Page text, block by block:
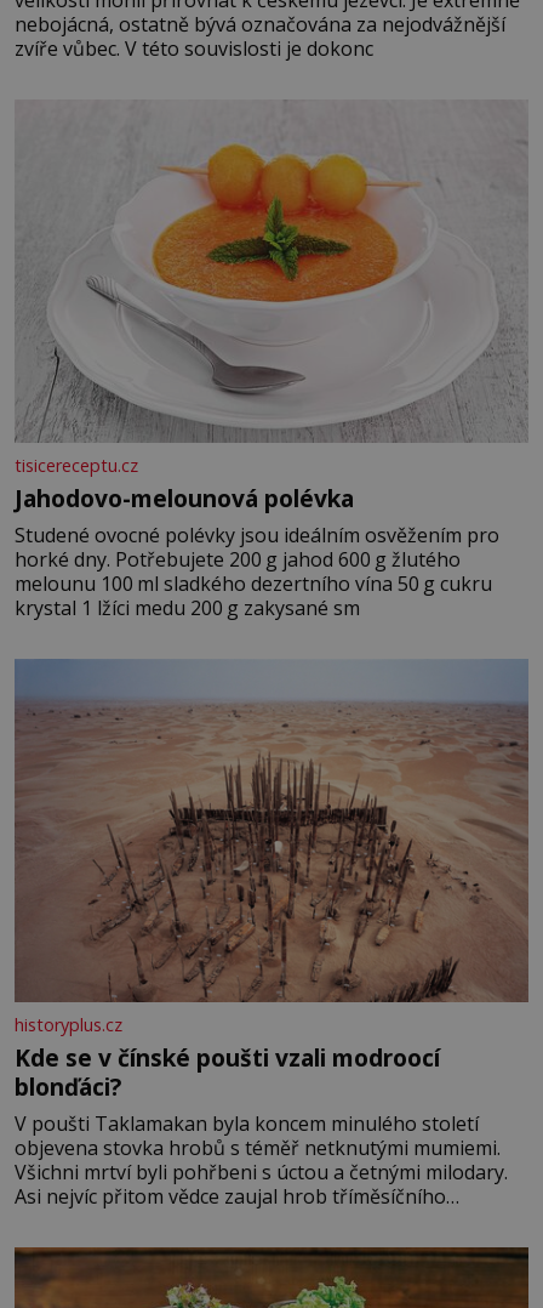
nebojácná, ostatně bývá označována za nejodvážnější
zvíře vůbec. V této souvislosti je dokonc
tisicereceptu.cz
Jahodovo-melounová polévka
Studené ovocné polévky jsou ideálním osvěžením pro
horké dny. Potřebujete 200 g jahod 600 g žlutého
melounu 100 ml sladkého dezertního vína 50 g cukru
krystal 1 lžíci medu 200 g zakysané sm
historyplus.cz
Kde se v čínské poušti vzali modroocí
blonďáci?
V poušti Taklamakan byla koncem minulého století
objevena stovka hrobů s téměř netknutými mumiemi.
Všichni mrtví byli pohřbeni s úctou a četnými milodary.
Asi nejvíc přitom vědce zaujal hrob tříměsíčního
blonďaté vlásky. Fakt, že jsou těla dávných lidí nesmírně
dobře zachovalá, přičítají odborníci zdejším klimatickým
podmínkám. Sucho, prosolené písky a extrémně